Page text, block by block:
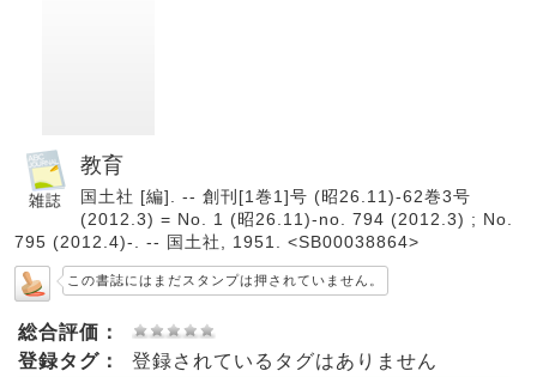
教育
国土社 [編]. -- 創刊[1巻1]号 (昭26.11)-62巻3号
(2012.3) = No. 1 (昭26.11)-no. 794 (2012.3) ; No.
795 (2012.4)-. -- 国土社, 1951. <SB00038864>
この書誌にはまだスタンプは押されていません。
総合評価：
登録タグ：
登録されているタグはありません